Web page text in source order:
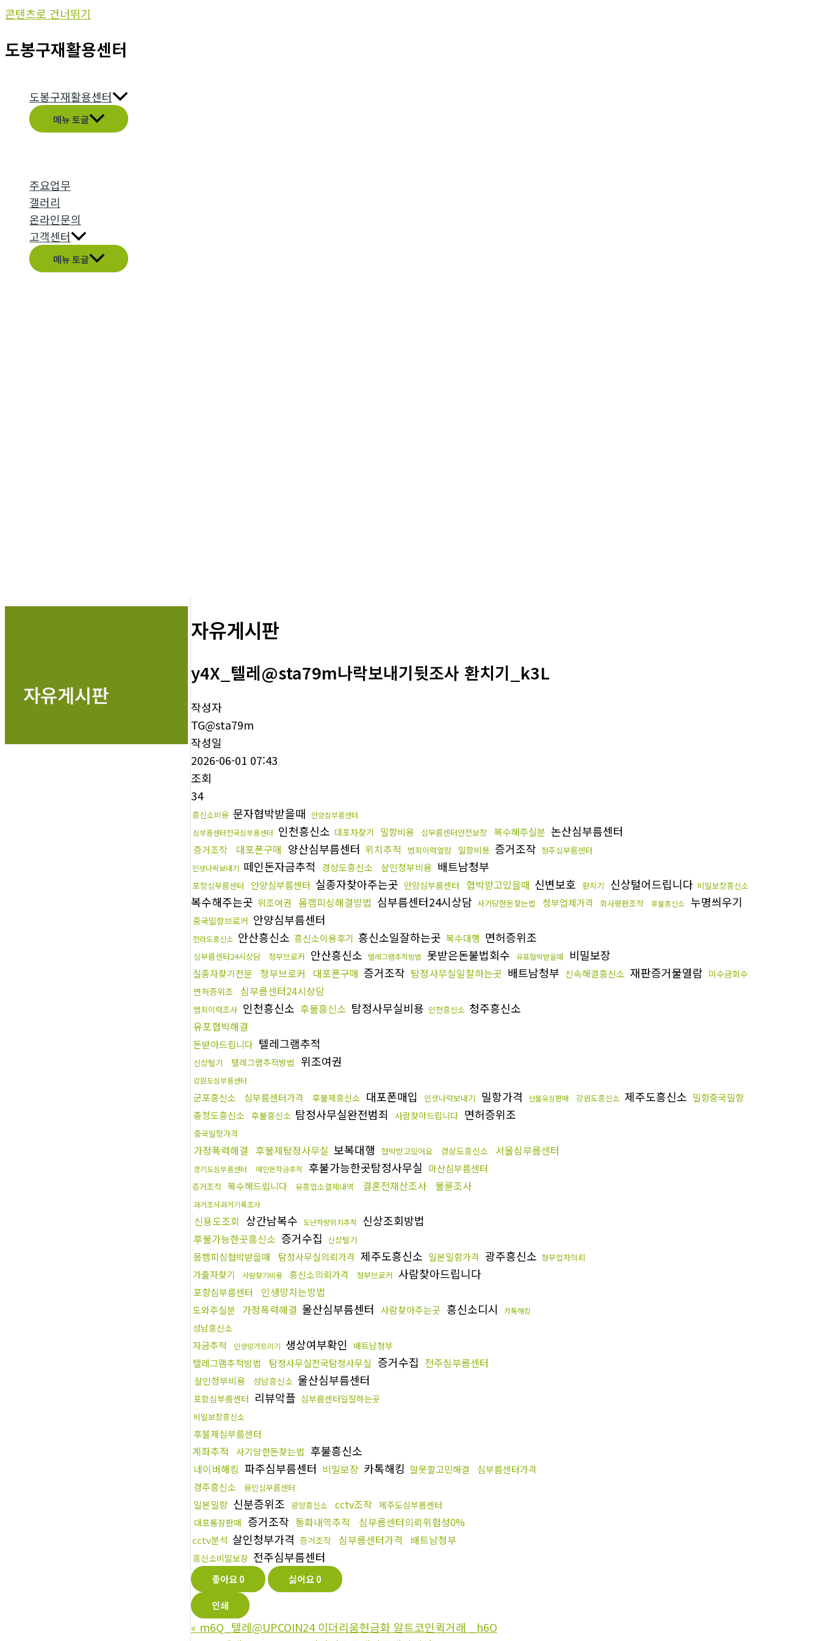
콘텐츠로 건너뛰기
도봉구재활용센터
도봉구재활용센터
메뉴 토글
주요업무
갤러리
온라인문의
고객센터
메뉴 토글
자유게시판
자유게시판
y4X_텔레@sta79m나락보내기뒷조사 환치기_k3L
작성자
TG@sta79m
작성일
2026-06-01 07:43
조회
34
흥신소비용 문자협박받을때
안양심부름센터
심부름센터전국심부름센터 인천흥신소 대포차찾기 밀항비용 심부름센터안전보장 복수해주실분 논산심부름센터
증거조작 대포폰구매 양산심부름센터 위치추적 범죄이력열람 밀항비용 증거조작 청주심부름센터
인생나락보내기 떼인돈자금추적 경상도흥신소 살인청부비용 배트남청부
포항심부름센터 안양심부름센터 실종자찾아주는곳 안양심부름센터 협박받고있을때 신변보호 환치기 신상털어드립니다 비밀보장흥신소
복수해주는곳 위조여권 몸캠피싱해결방법 심부름센터24시상담 사기당한돈찾는법 청부업체가격 회사평판조작 후불흥신소 누명씌우기
중국밀항브로커 안양심부름센터
전라도흥신소 안산흥신소 흥신소이용후기 흥신소일잘하는곳 복수대행 면허증위조
심부름센터24시상담 청부브로커 안산흥신소 텔레그램추적방법 못받은돈불법회수 유포협박받을때 비밀보장
실종자찾기전문 청부브로커 대포폰구매 증거조작 탐정사무실일잘하는곳 배트남청부 신속해결흥신소 재판증거물열람 미수금회수
면허증위조 심부름센터24시상담
범죄이력조사 인천흥신소 후불흥신소 탐정사무실비용 인천흥신소 청주흥신소
유포협박해결
돈받아드립니다 텔레그램추적
신상털기 텔레그램추적방법 위조여권
강원도심부름센터
군포흥신소 심부름센터가격 후불제흥신소 대포폰매입 인생나락보내기 밀항가격 선불유심판매 강원도흥신소 제주도흥신소 밀항중국밀항
충청도흥신소 후불흥신소 탐정사무실완전범죄 사람찾아드립니다 면허증위조
중국밀항가격
가정폭력해결 후불제탐정사무실 보복대행 협박받고있어요 경상도흥신소 서울심부름센터
경기도심부름센터 떼인돈자금추적 후불가능한곳탐정사무실 마산심부름센터
증거조작 복수해드립니다 유흥업소결제내역 결혼전재산조사 불륜조사
과거조사과거기록조사
신용도조회 상간남복수 도난차량위치추적 신상조회방법
후불가능한곳흥신소 증거수집 신상털기
몸캠피싱협박받을때 탐정사무실의뢰가격 제주도흥신소 일본밀항가격 광주흥신소 청부업자의뢰
가출자찾기 사람찾기비용 흥신소의뢰가격 청부브로커 사람찾아드립니다
포항심부름센터 인생망치는방법
도와주실분 가정폭력해결 울산심부름센터 사람찾아주는곳 흥신소디시 카톡해킹
성남흥신소
자금추적 인생망가트리기 생상여부확인 배트남청부
텔레그램추적방법 탐정사무실전국탐정사무실 증거수집 전주심부름센터
살인청부비용 성남흥신소 울산심부름센터
포항심부름센터 리뷰악플 심부름센터일잘하는곳
비밀보장흥신소
후불제심부름센터
계좌추적 사기당한돈찾는법 후불흥신소
네이버해킹 파주심부름센터 비밀보장 카톡해킹 말못할고민해결
심부름센터가격
경주흥신소
용인심부름센터
일본밀항 신분증위조 광양흥신소 cctv조작 제주도심부름센터
대포통장판매 증거조작 통화내역추적 심부름센터의뢰위험성0%
cctv분석 살인청부가격 증거조작 심부름센터가격 배트남청부
흥신소비밀보장 전주심부름센터
좋아요0 싫어요0
인쇄
« m6Q_텔레@UPCOIN24 이더리움현금화 알트코인퀵거래 _h6O